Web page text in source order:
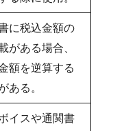
に税込金額の
がある場合、
額を逆算する
ある。
イスや通関書